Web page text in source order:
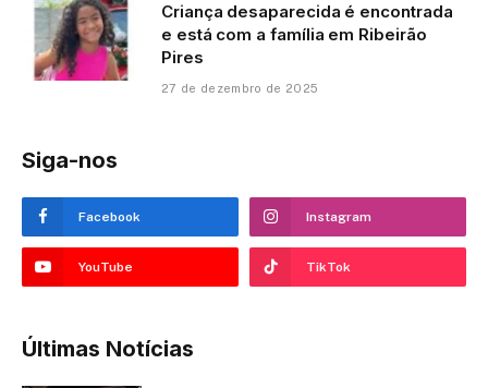
Criança desaparecida é encontrada
e está com a família em Ribeirão
Pires
27 de dezembro de 2025
Siga-nos
Facebook Instagram
YouTube TikTok
Últimas Notícias